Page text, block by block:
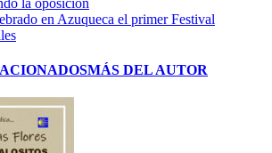
en Azuqueca el primer Festival
MÁS DEL AUTOR